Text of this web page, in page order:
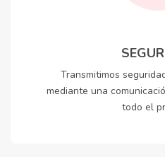
Transmitimos
mediante una
todo el